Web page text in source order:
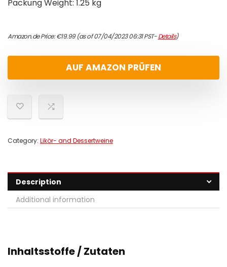
Packung Weight: 1.25 kg
Amazon.de Price:€19.99(as of 07/04/2023 06:31 PST-Details)
AUF AMAZON PRÜFEN
Category: Likör- and Dessertweine
Description
Additional information
Inhaltsstoffe / Zutaten